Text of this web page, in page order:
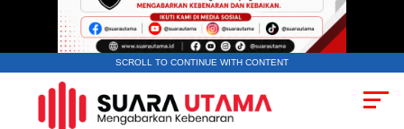
SCROLL TO CONTINUE WITH CONTENT